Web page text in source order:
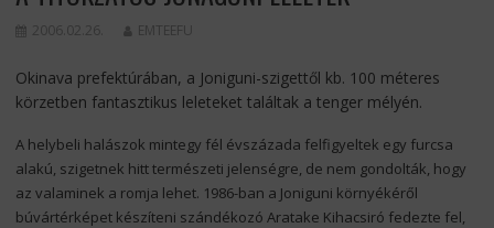
2006.02.26. EMTEEFU
Okinava prefektúrában, a Joniguni-szigettől kb. 100 méteres
körzetben fantasztikus leleteket találtak a tenger mélyén.
A helybeli halászok mintegy fél évszázada felfigyeltek egy furcsa
alakú, szigetnek hitt természeti jelenségre, de nem gondolták, hogy
az valaminek a romja lehet. 1986-ban a Joniguni környékéről
búvártérképet készíteni szándékozó Aratake Kihacsiró fedezte fel,